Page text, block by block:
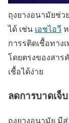
ถุงยางอนามัยช่ว
ได้ เช่น เอชไอวี
การรติดเชื้อทา
โดยตรงของสาร
เชื้อได้ง่าย
ลดการบาดเจ็บ
ถุงยางอนามัย มี